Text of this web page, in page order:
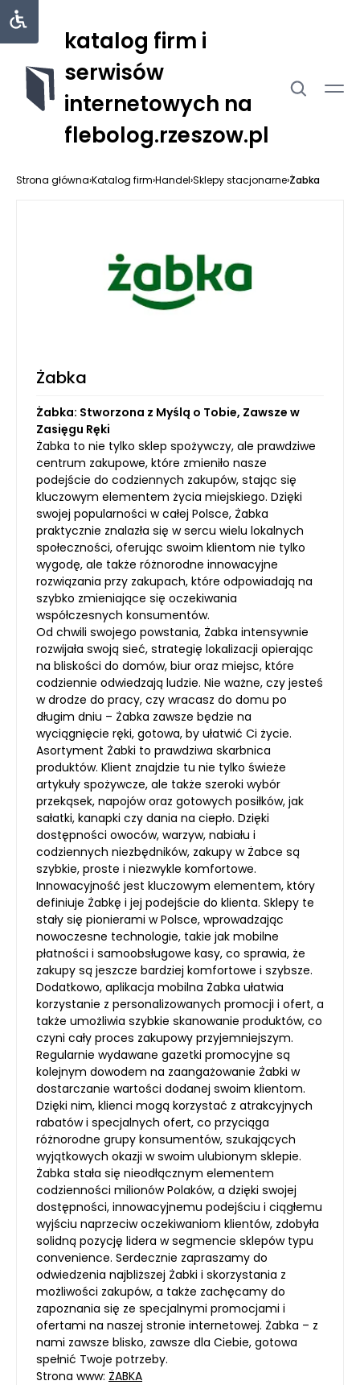
katalog firm i
serwisów
internetowych na
flebolog.rzeszow.pl
Strona główna›Katalog firm›Handel›Sklepy stacjonarne›Żabka
Żabka
Żabka: Stworzona z Myślą o Tobie, Zawsze w
Zasięgu Ręki
Żabka to nie tylko sklep spożywczy, ale prawdziwe
centrum zakupowe, które zmieniło nasze
podejście do codziennych zakupów, stając się
kluczowym elementem życia miejskiego. Dzięki
swojej popularności w całej Polsce, Żabka
praktycznie znalazła się w sercu wielu lokalnych
społeczności, oferując swoim klientom nie tylko
wygodę, ale także różnorodne innowacyjne
rozwiązania przy zakupach, które odpowiadają na
szybko zmieniające się oczekiwania
współczesnych konsumentów.
Od chwili swojego powstania, Żabka intensywnie
rozwijała swoją sieć, strategię lokalizacji opierając
na bliskości do domów, biur oraz miejsc, które
codziennie odwiedzają ludzie. Nie ważne, czy jesteś
w drodze do pracy, czy wracasz do domu po
długim dniu – Żabka zawsze będzie na
wyciągnięcie ręki, gotowa, by ułatwić Ci życie.
Asortyment Żabki to prawdziwa skarbnica
produktów. Klient znajdzie tu nie tylko świeże
artykuły spożywcze, ale także szeroki wybór
przekąsek, napojów oraz gotowych posiłków, jak
sałatki, kanapki czy dania na ciepło. Dzięki
dostępności owoców, warzyw, nabiału i
codziennych niezbędników, zakupy w Żabce są
szybkie, proste i niezwykle komfortowe.
Innowacyjność jest kluczowym elementem, który
definiuje Żabkę i jej podejście do klienta. Sklepy te
stały się pionierami w Polsce, wprowadzając
nowoczesne technologie, takie jak mobilne
płatności i samoobsługowe kasy, co sprawia, że
zakupy są jeszcze bardziej komfortowe i szybsze.
Dodatkowo, aplikacja mobilna Żabka ułatwia
korzystanie z personalizowanych promocji i ofert, a
także umożliwia szybkie skanowanie produktów, co
czyni cały proces zakupowy przyjemniejszym.
Regularnie wydawane gazetki promocyjne są
kolejnym dowodem na zaangażowanie Żabki w
dostarczanie wartości dodanej swoim klientom.
Dzięki nim, klienci mogą korzystać z atrakcyjnych
rabatów i specjalnych ofert, co przyciąga
różnorodne grupy konsumentów, szukających
wyjątkowych okazji w swoim ulubionym sklepie.
Żabka stała się nieodłącznym elementem
codzienności milionów Polaków, a dzięki swojej
dostępności, innowacyjnemu podejściu i ciągłemu
wyjściu naprzeciw oczekiwaniom klientów, zdobyła
solidną pozycję lidera w segmencie sklepów typu
convenience. Serdecznie zapraszamy do
odwiedzenia najbliższej Żabki i skorzystania z
możliwości zakupów, a także zachęcamy do
zapoznania się ze specjalnymi promocjami i
ofertami na naszej stronie internetowej. Żabka – z
nami zawsze blisko, zawsze dla Ciebie, gotowa
spełnić Twoje potrzeby.
Strona www: ŻABKA